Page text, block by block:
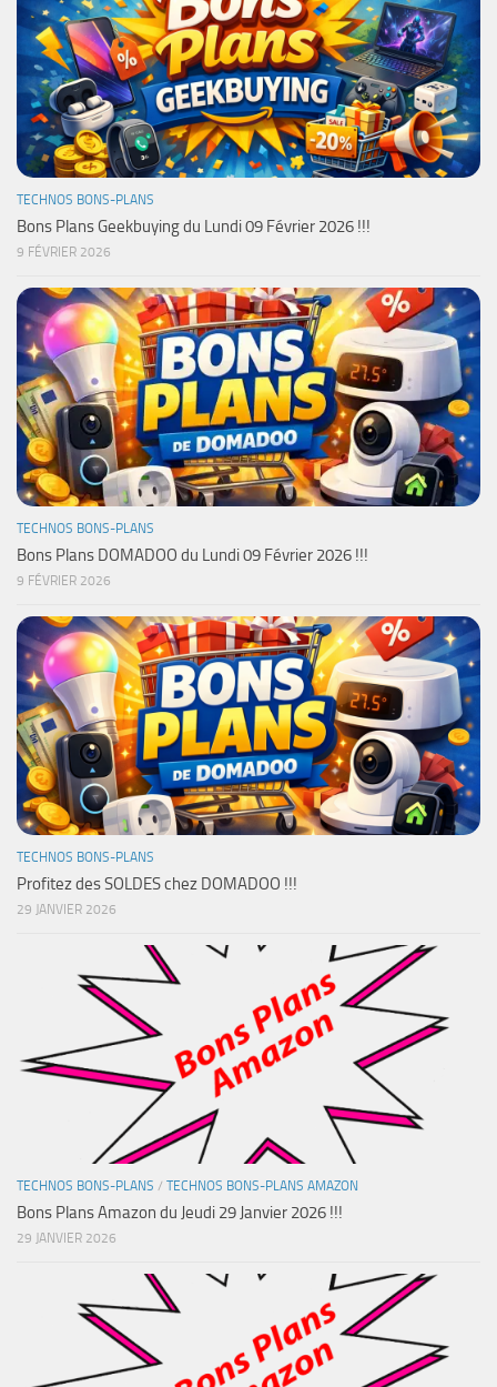
TECHNOS BONS-PLANS
Bons Plans Geekbuying du Lundi 09 Février 2026 !!!
9 FÉVRIER 2026
TECHNOS BONS-PLANS
Bons Plans DOMADOO du Lundi 09 Février 2026 !!!
9 FÉVRIER 2026
TECHNOS BONS-PLANS
Profitez des SOLDES chez DOMADOO !!!
29 JANVIER 2026
TECHNOS BONS-PLANS / TECHNOS BONS-PLANS AMAZON
Bons Plans Amazon du Jeudi 29 Janvier 2026 !!!
29 JANVIER 2026